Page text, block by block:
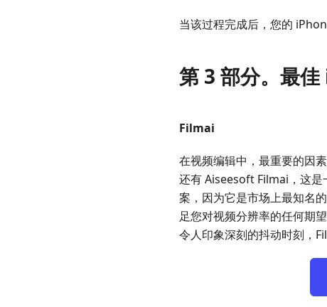
当该过程完成后，您的
第 3 部分。最
Filmai
在视频编辑中，最重要的因
还有 Aiseesoft Filmai，这是
案，因为它是市场上最知名
足您对视频分辨率的任何期
令人印象深刻的抖动时刻，